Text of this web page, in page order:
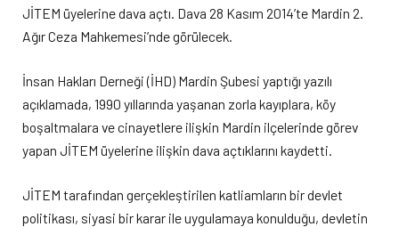
JİTEM üyelerine dava açtı. Dava 28 Kasım 2014’te Mardin 2.
Ağır Ceza Mahkemesi’nde görülecek.
İnsan Hakları Derneği (İHD) Mardin Şubesi yaptığı yazılı
açıklamada, 1990 yıllarında yaşanan zorla kayıplara, köy
boşaltmalara ve cinayetlere ilişkin Mardin ilçelerinde görev
yapan JİTEM üyelerine ilişkin dava açtıklarını kaydetti.
JİTEM tarafından gerçekleştirilen katliamların bir devlet
politikası, siyasi bir karar ile uygulamaya konulduğu, devletin